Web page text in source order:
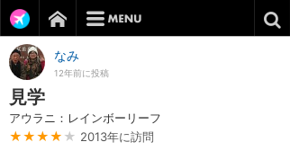
なみ
12年前に投稿
見学
アウラニ：レインボーリーフ
★★★★ ★ 2013年に訪問